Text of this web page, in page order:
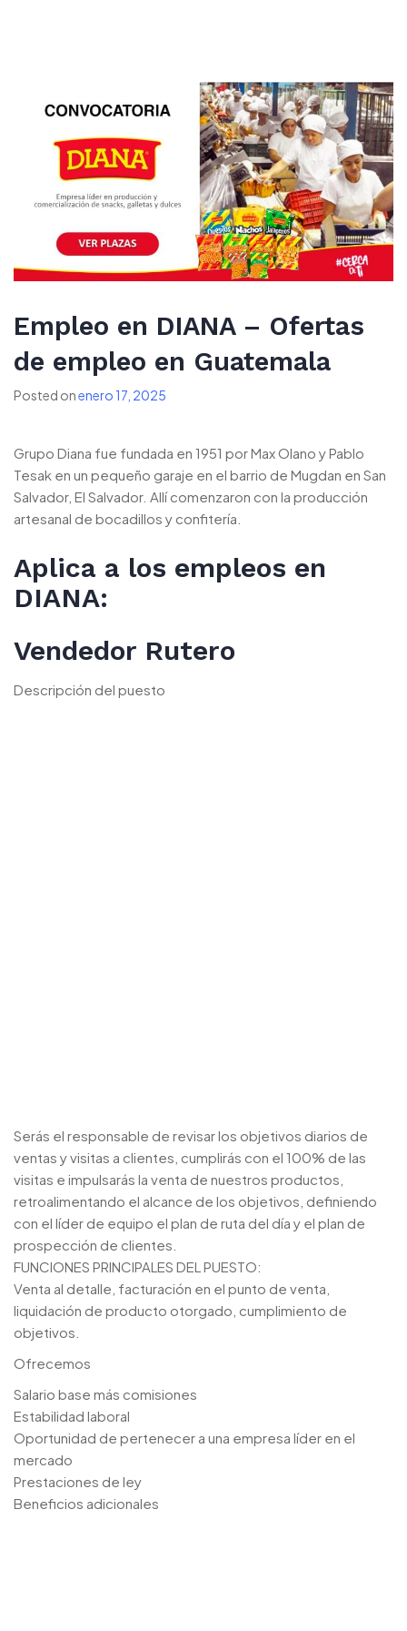
Empleo en DIANA – Ofertas
de empleo en Guatemala
Posted onenero 17, 2025
Grupo Diana fue fundada en 1951 por Max Olano y Pablo
Tesak en un pequeño garaje en el barrio de Mugdan en San
Salvador, El Salvador. Allí comenzaron con la producción
artesanal de bocadillos y confitería.
Aplica a los empleos en
DIANA:
Vendedor Rutero
Descripción del puesto
Serás el responsable de revisar los objetivos diarios de
ventas y visitas a clientes, cumplirás con el 100% de las
visitas e impulsarás la venta de nuestros productos,
retroalimentando el alcance de los objetivos, definiendo
con el líder de equipo el plan de ruta del día y el plan de
prospección de clientes.
FUNCIONES PRINCIPALES DEL PUESTO:
Venta al detalle, facturación en el punto de venta,
liquidación de producto otorgado, cumplimiento de
objetivos.
Ofrecemos
Salario base más comisiones
Estabilidad laboral
Oportunidad de pertenecer a una empresa líder en el
mercado
Prestaciones de ley
Beneficios adicionales